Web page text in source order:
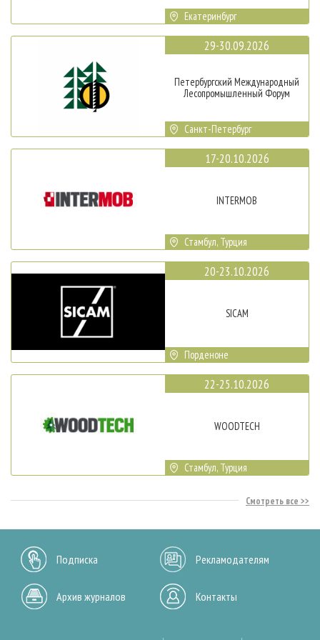
Екатеринбург
29-30.09.2026
Петербургский Международный
Лесопромышленный Форум
Санкт-Петербург
17-20.10.2026
INTERMOB
Стамбул, Турция
20-23.10.2026
SICAM
Порденоне
22-25.10.2026
WOODTECH
Стамбул, Турция
Смотреть все
Подписка Рекламодателям
Архив журналов Контакты